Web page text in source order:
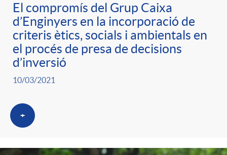
El compromís del Grup Caixa
d’Enginyers en la incorporació de
criteris ètics, socials i ambientals en
el procés de presa de decisions
d’inversió
10/03/2021
+